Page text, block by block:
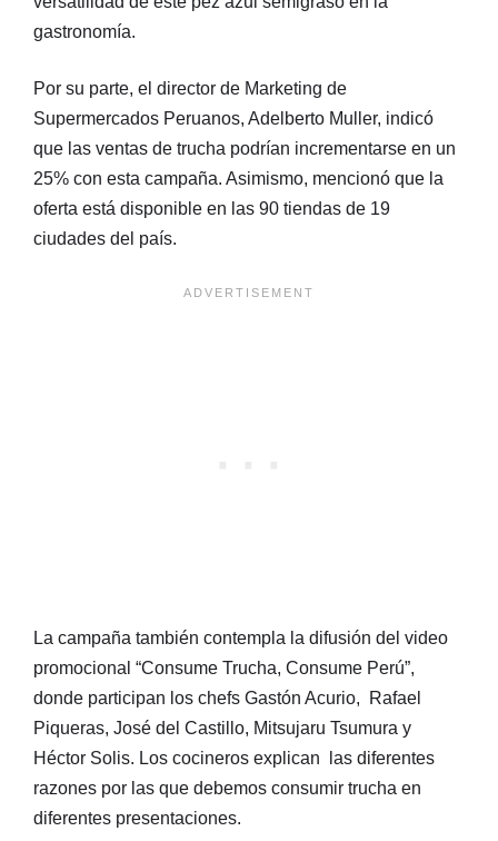
gastronomía.
Por su parte, el director de Marketing de
Supermercados Peruanos, Adelberto Muller, indicó
que las ventas de trucha podrían incrementarse en un
25% con esta campaña. Asimismo, mencionó que la
oferta está disponible en las 90 tiendas de 19
ciudades del país.
La campaña también contempla la difusión del video
promocional “Consume Trucha, Consume Perú”,
donde participan los chefs Gastón Acurio, Rafael
Piqueras, José del Castillo, Mitsujaru Tsumura y
Héctor Solis. Los cocineros explican las diferentes
razones por las que debemos consumir trucha en
diferentes presentaciones.